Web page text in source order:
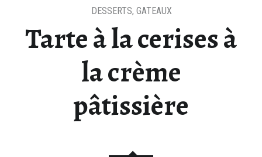
Tarte à la cerises à
la crème
pâtissière
DESSERTS, GATEAUX